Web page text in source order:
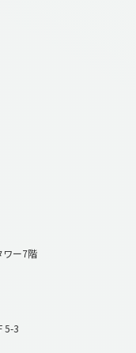
ワー7階
5-3